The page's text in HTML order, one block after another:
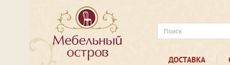
ДОСТАВКА